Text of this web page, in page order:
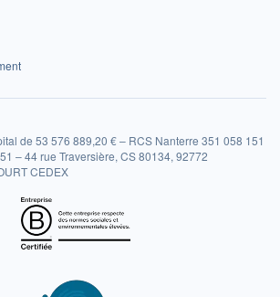
de 53 576 889,20 € – RCS Nanterre 351 058 151
– 44 rue Traversière, CS 80134, 92772
CEDEX